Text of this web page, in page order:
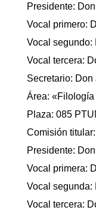
Presidente:
Vocal primero:
Vocal segundo:
Vocal tercera:
Secretario:
Área:
Plaza: 085
Comisión titular:
Presidente:
Vocal primera:
Vocal segunda:
Vocal tercera: